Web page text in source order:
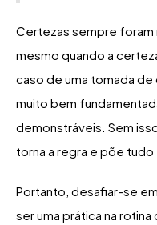
Certezas sempre foram
mesmo quando a
caso de uma tomada
muito bem
demonstráveis. Sem
torna a regra e põe tudo
Portanto, desafiar-se
ser uma prática na